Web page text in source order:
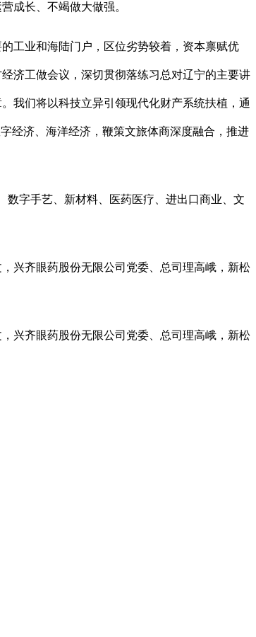
成长、不竭做大做强。
工业和海陆门户，区位劣势较着，资本禀赋优
济工做会议，深切贯彻落练习总对辽宁的主要讲
我们将以科技立异引领现代化财产系统扶植，通
经济、海洋经济，鞭策文旅体商深度融合，推进
字手艺、新材料、医药医疗、进出口商业、文
兴齐眼药股份无限公司党委、总司理高峨，新松
兴齐眼药股份无限公司党委、总司理高峨，新松